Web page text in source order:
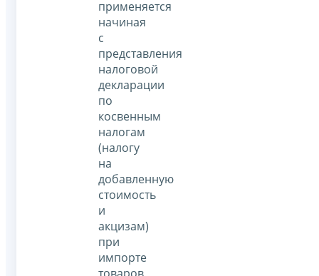
применяется
начиная
с
представления
налоговой
декларации
по
косвенным
налогам
(налогу
на
добавленную
стоимость
и
акцизам)
при
импорте
товаров